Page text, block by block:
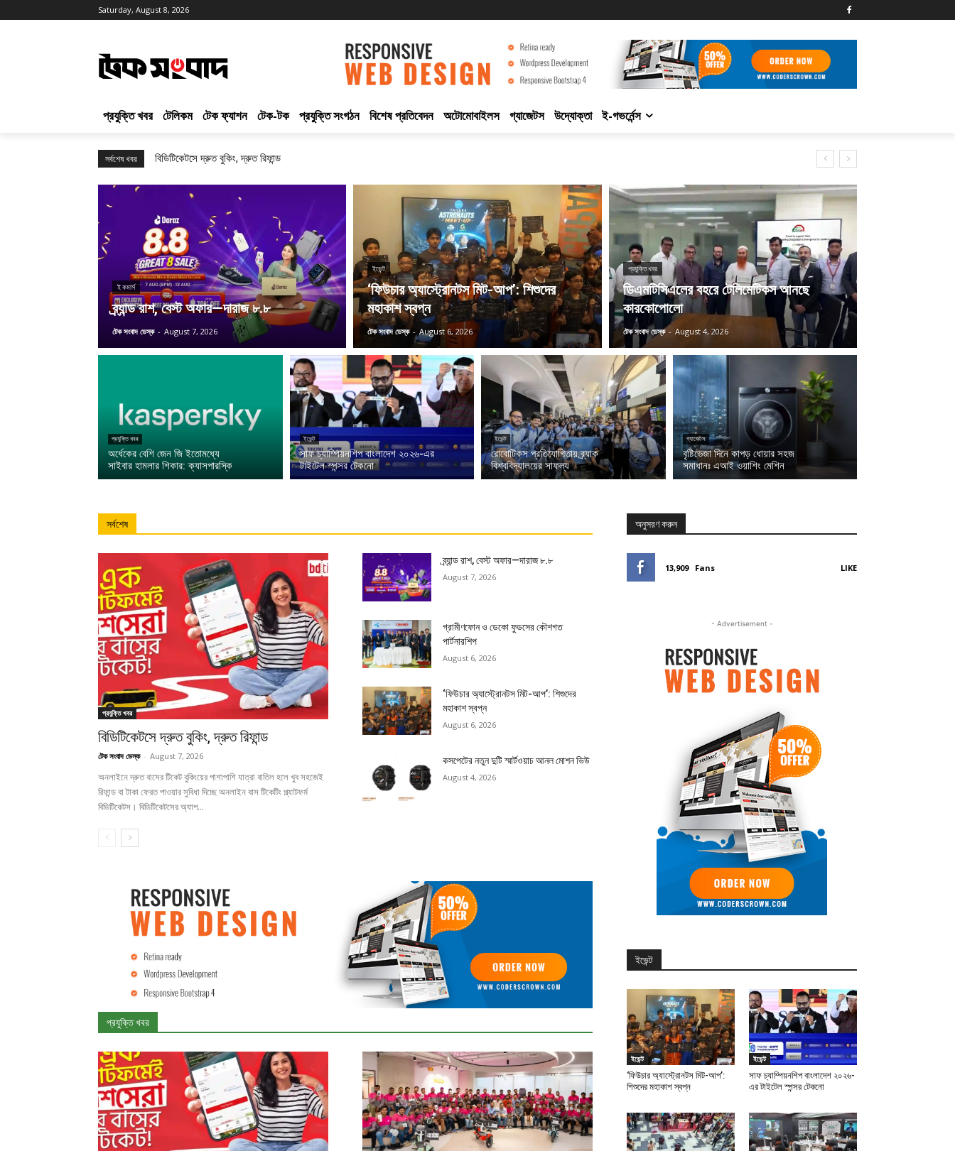
Saturday, August 8, 2026
প্রযুক্তি খবর টেলিকম টেক ফ্যাশন টেক-টক প্রযুক্তি সংগঠন বিশেষ প্রতিবেদন অটোমোবাইলস গ্যাজেটস উদ্যোক্তা ই-গভর্নেন্স
সর্বশেষ খবর বিডিটিকেটসে দ্রুত বুকিং, দ্রুত রিফান্ড
ই কমার্স
ব্র্যান্ড রাশ, বেস্ট অফার—দারাজ ৮.৮
টেক সংবাদ ডেস্ক - August 7, 2026
ইভেন্ট
‘ফিউচার অ্যাস্ট্রোনটস মিট-আপ’: শিশুদের
মহাকাশ স্বপ্ন
টেক সংবাদ ডেস্ক - August 6, 2026
প্রযুক্তি খবর
ডিএমটিসিএলের বহরে টেলিমেটিকস আনছে
কারকোপোলো
টেক সংবাদ ডেস্ক - August 4, 2026
প্রযুক্তি খবর
অর্ধেকের বেশি জেন জি ইতোমধ্যে
সাইবার হামলার শিকার: ক্যাসপারস্কি
ইভেন্ট
সাফ চ্যাম্পিয়নশিপ বাংলাদেশ ২০২৬-এর
টাইটেল স্পন্সর টেকনো
ইভেন্ট
রোবোটিকস প্রতিযোগিতায় ব্র্যাক
বিশ্ববিদ্যালয়ের সাফল্য
গ্যাজেটস
বৃষ্টিভেজা দিনে কাপড় ধোয়ার সহজ
সমাধানঃ এআই ওয়াশিং মেশিন
সর্বশেষ
প্রযুক্তি খবর
বিডিটিকেটসে দ্রুত বুকিং, দ্রুত রিফান্ড
টেক সংবাদ ডেস্ক - August 7, 2026
অনলাইনে দ্রুত বাসের টিকেট বুকিংয়ের পাশাপাশি যাত্রা বাতিল হলে খুব সহজেই
রিফান্ড বা টাকা ফেরত পাওয়ার সুবিধা দিচ্ছে অনলাইন বাস টিকেটিং প্ল্যাটফর্ম
বিডিটিকেটস। বিডিটিকেটসের অ্যাপ...
ব্র্যান্ড রাশ, বেস্ট অফার—দারাজ ৮.৮
August 7, 2026
গ্রামীণফোন ও ডেকো ফুডসের কৌশগত
পার্টনারশিপ
August 6, 2026
‘ফিউচার অ্যাস্ট্রোনটস মিট-আপ’: শিশুদের
মহাকাশ স্বপ্ন
August 6, 2026
কসপেটের নতুন দুটি স্মার্টওয়াচ আনল মোশন ভিউ
August 4, 2026
প্রযুক্তি খবর
অনুসরণ করুন
13,909 Fans LIKE
- Advertisement -
ইভেন্ট
ইভেন্ট
‘ফিউচার অ্যাস্ট্রোনটস মিট-আপ’:
শিশুদের মহাকাশ স্বপ্ন
ইভেন্ট
সাফ চ্যাম্পিয়নশিপ বাংলাদেশ ২০২৬-
এর টাইটেল স্পন্সর টেকনো